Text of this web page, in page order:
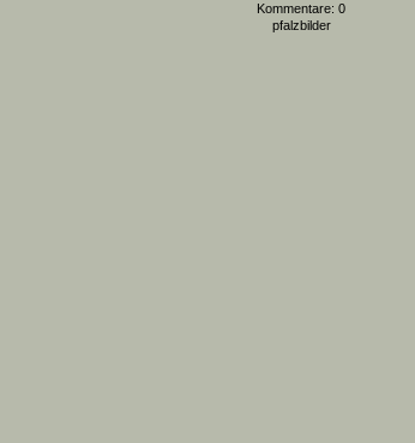
Kommentare: 0
pfalzbilder